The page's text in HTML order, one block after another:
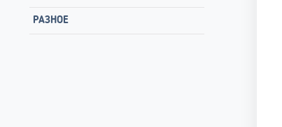
РАЗНОЕ